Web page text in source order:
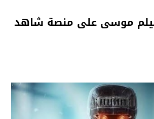
موسى على منصة شاهد